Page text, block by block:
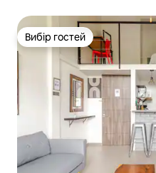
Вибір гостей
Вибір гостей